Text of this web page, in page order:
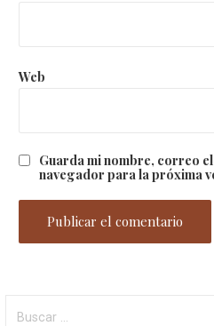
Web
Guarda mi nombre, correo
navegador para la próxima